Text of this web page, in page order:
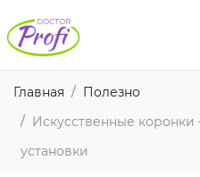
Главная
Полезно
Искусственные
установки